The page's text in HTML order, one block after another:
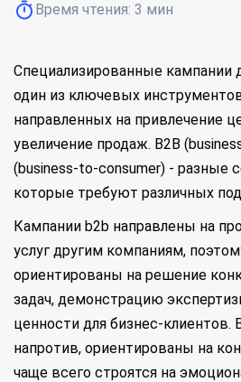
Время чтения: 3 мин
Специализированные кампании
один из ключевых
направленных на привлечение
увеличение продаж. B2B
(business-to-consumer) - разные
которые требуют различных
Кампании b2b направлены на
услуг другим компаниям,
ориентированы на решение
задач, демонстрацию
ценности для бизнес-клиентов.
напротив, ориентированы на
чаще всего строятся на